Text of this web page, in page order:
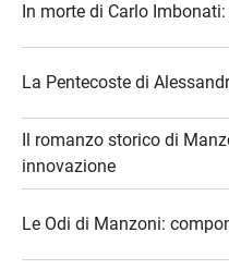
In morte di Carlo
La Pentecoste di
Il romanzo storico di
innovazione
Le Odi di Manzoni: